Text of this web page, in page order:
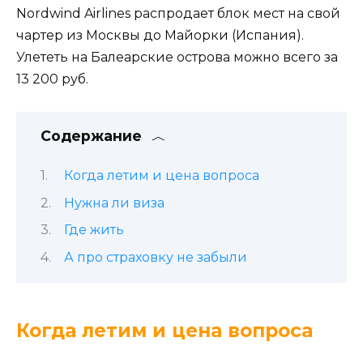
Nordwind Airlines распродает блок мест на свой
чартер из Москвы до Майорки (Испания).
Улететь на Балеарские острова можно всего за
13 200 руб.
Содержание
Когда летим и цена вопроса
Нужна ли виза
Где жить
А про страховку не забыли
Когда летим и цена вопроса